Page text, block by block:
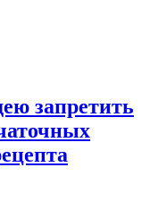
запретить